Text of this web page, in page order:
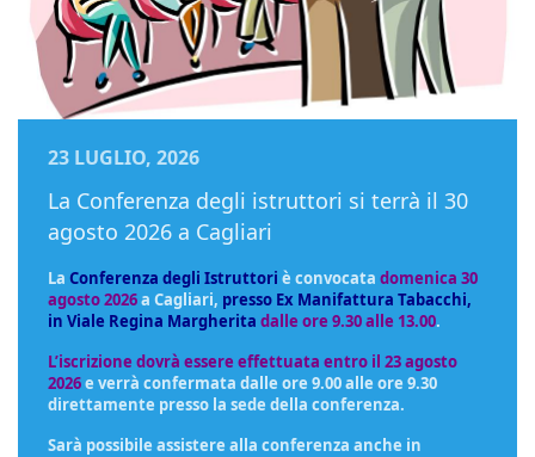
23 LUGLIO, 2026
La Conferenza degli istruttori si terrà il 30
agosto 2026 a Cagliari
La Conferenza degli Istruttori è convocata domenica 30
agosto 2026a Cagliari, presso Ex Manifattura Tabacchi,
in Viale Regina Margherita dalle ore 9.30 alle 13.00.
L’iscrizione dovrà essere effettuata entro il 23 agosto
2026e verrà confermata dalle ore 9.00 alle ore 9.30
direttamente presso la sede della conferenza.
Sarà possibile assistere alla conferenza anche in